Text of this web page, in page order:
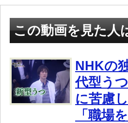
この動画を見た人
NHKの
代型う
に苦慮
「職場